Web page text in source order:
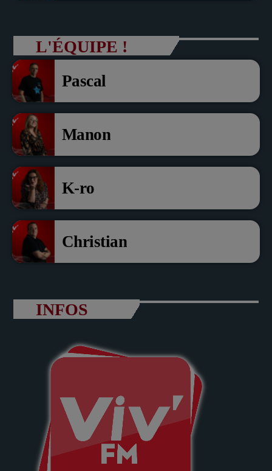
président com de com
L'ÉQUIPE !
Pascal
Manon
K-ro
Christian
INFOS